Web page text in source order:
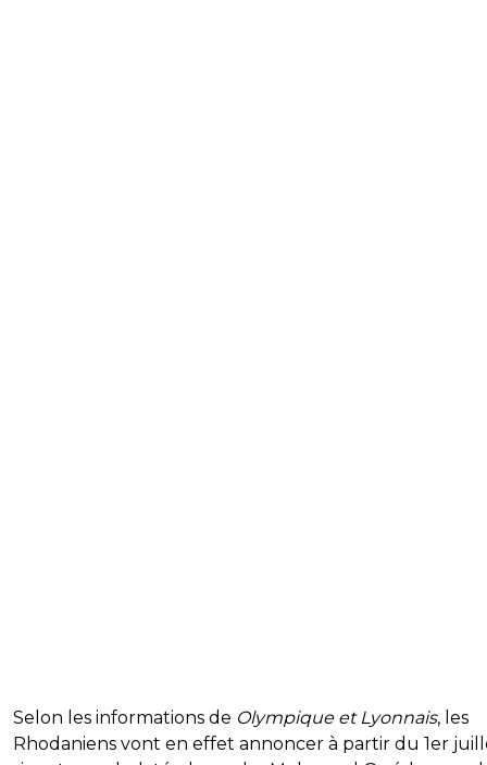
Selon les informations de Olympique et Lyonnais, les
Rhodaniens vont en effet annoncer à partir du 1er